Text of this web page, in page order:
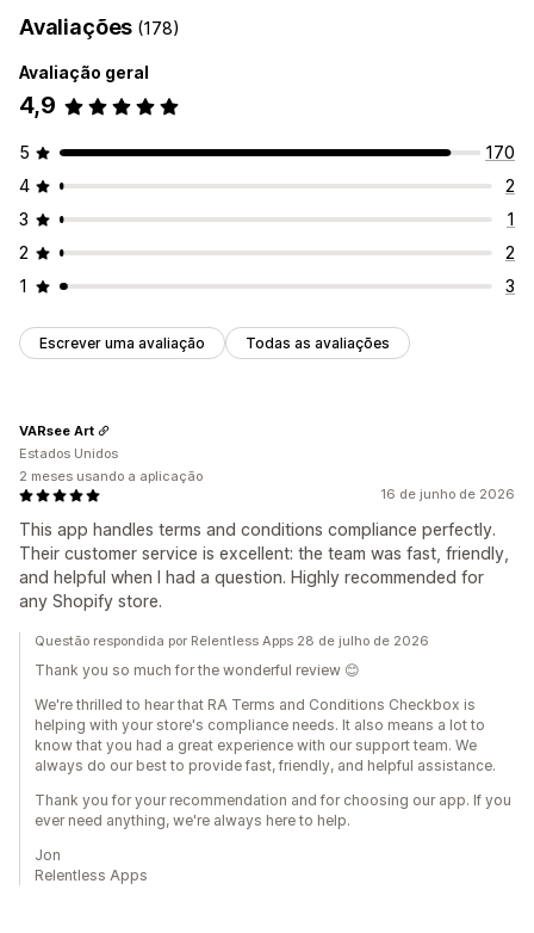
Avaliações (178)
Avaliação geral
4,9
5
170
4
2
3
1
2
2
1
3
Escrever uma avaliação Todas as avaliações
16 de junho de 2026
This app handles terms and conditions compliance perfectly.
Their customer service is excellent: the team was fast, friendly,
and helpful when I had a question. Highly recommended for
any Shopify store.
VARsee Art
Estados Unidos
2 meses usando a aplicação
Questão respondida por Relentless Apps 28 de julho de 2026
Thank you so much for the wonderful review 😊
We're thrilled to hear that RA Terms and Conditions Checkbox is
helping with your store's compliance needs. It also means a lot to
know that you had a great experience with our support team. We
always do our best to provide fast, friendly, and helpful assistance.
Thank you for your recommendation and for choosing our app. If you
ever need anything, we're always here to help.
Jon
Relentless Apps